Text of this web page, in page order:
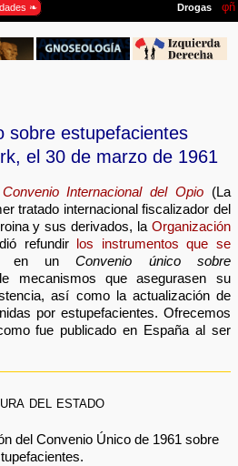
sobre estupefacientes
el 30 de marzo de 1961
Convenio Internacional del Opio (La
tratado internacional fiscalizador del
y sus derivados, la Organización
refundir los instrumentos que se
unConvenio único sobre
mecanismos que asegurasen su
así como la actualización de
por estupefacientes. Ofrecemos
fue publicado en España al ser
del estado
del Convenio Único de 1961 sobre